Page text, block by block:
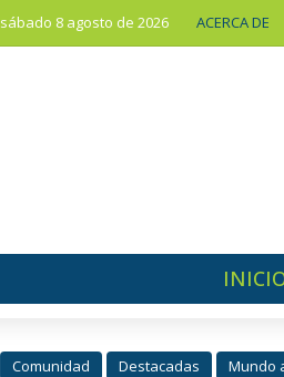
sábado 8 agosto de 2026 ACERCA DE
Comunidad Destacadas Mundo